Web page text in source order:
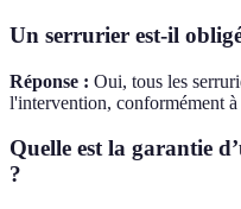
Un serrurier est-il
Réponse : Oui, tous les
l'intervention, conformément
Quelle est la garantie
?